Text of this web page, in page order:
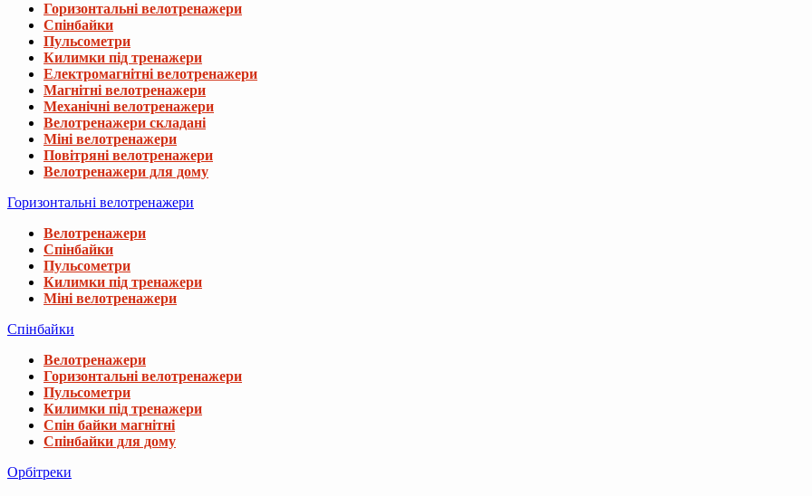
Горизонтальні велотренажери
Спінбайки
Пульсометри
Килимки під тренажери
Електромагнітні велотренажери
Магнітні велотренажери
Механічні велотренажери
Велотренажери складані
Міні велотренажери
Повітряні велотренажери
Велотренажери для дому
Горизонтальні велотренажери
Велотренажери
Спінбайки
Пульсометри
Килимки під тренажери
Міні велотренажери
Спінбайки
Велотренажери
Горизонтальні велотренажери
Пульсометри
Килимки під тренажери
Спін байки магнітні
Спінбайки для дому
Орбітреки